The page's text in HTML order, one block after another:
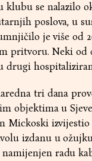
klubu se nalazilo
poslova, u
je više od
pritvoru. Neki od
drugi
tri dana
objektima u
Mickoski
izdanu u
radu